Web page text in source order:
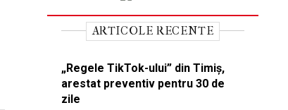
ARTICOLE RECENTE
„Regele TikTok-ului” din Timiș,
arestat preventiv pentru 30 de
zile